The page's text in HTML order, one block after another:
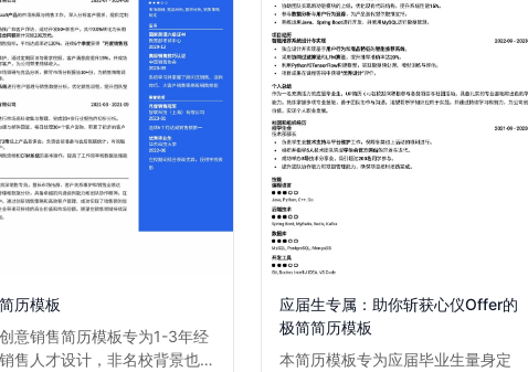
历模板
意销售简历模板专为1-3年经
售人才设计，非名校背景也能
应届生专属：助你斩获心仪Offer的
极简简历模板
本简历模板专为应届毕业生量身定